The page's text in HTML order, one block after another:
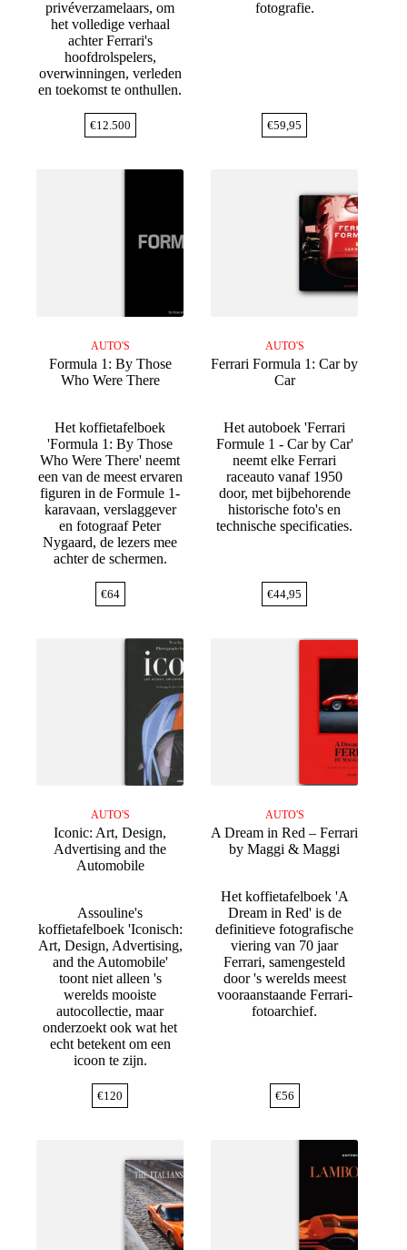
privéverzamelaars, om
het volledige verhaal
achter Ferrari's
hoofdrolspelers,
overwinningen, verleden
en toekomst te onthullen.
€12.500
fotografie.
€59,95
AUTO'S
Formula 1: By Those
Who Were There
Het koffietafelboek
'Formula 1: By Those
Who Were There' neemt
een van de meest ervaren
figuren in de Formule 1-
karavaan, verslaggever
en fotograaf Peter
Nygaard, de lezers mee
achter de schermen.
€64
AUTO'S
Ferrari Formula 1: Car by
Car
Het autoboek 'Ferrari
Formule 1 - Car by Car'
neemt elke Ferrari
raceauto vanaf 1950
door, met bijbehorende
historische foto's en
technische specificaties.
€44,95
AUTO'S
Iconic: Art, Design,
Advertising and the
Automobile
Assouline's
koffietafelboek 'Iconisch:
Art, Design, Advertising,
and the Automobile'
toont niet alleen 's
werelds mooiste
autocollectie, maar
onderzoekt ook wat het
echt betekent om een
icoon te zijn.
€120
AUTO'S
A Dream in Red – Ferrari
by Maggi & Maggi
Het koffietafelboek 'A
Dream in Red' is de
definitieve fotografische
viering van 70 jaar
Ferrari, samengesteld
door 's werelds meest
vooraanstaande Ferrari-
fotoarchief.
€56